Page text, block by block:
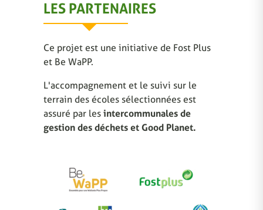
LES PARTENAIRES
Ce projet est une initiative de Fost Plus
et Be WaPP.
L'accompagnement et le suivi sur le
terrain des écoles sélectionnées est
assuré par les intercommunales de
gestion des déchets et Good Planet.